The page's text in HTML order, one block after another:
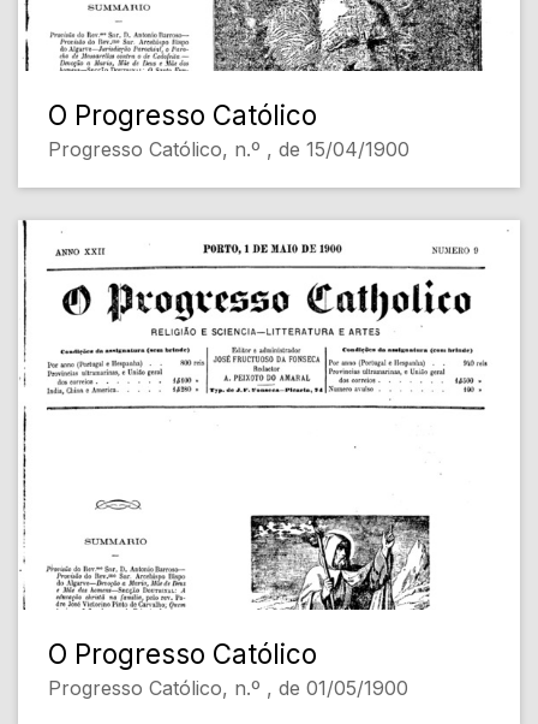
O Progresso Católico
Progresso Católico, n.º , de 15/04/1900
O Progresso Católico
Progresso Católico, n.º , de 01/05/1900